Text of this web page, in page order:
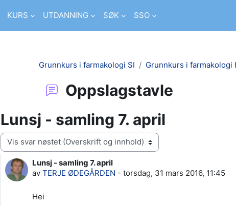
KURS UTDANNING SØK SSO
Grunnkurs i farmakologi SI Grunnkurs i farmakologi
Oppslagstavle
Lunsj - samling 7. april
Visningsmodus
Lunsj - samling 7. april
av TERJE ØDEGÅRDEN - torsdag, 31 mars 2016, 11:45
Antall svar: 0
Hei